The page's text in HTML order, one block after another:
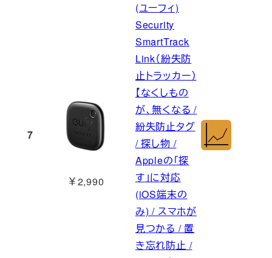
7
￥2,990
(ユーフィ)
Security
SmartTrack
Link（紛失防
止トラッカー）
【なくしもの
が、無くなる /
紛失防止タグ
/ 探し物 /
Appleの「探
す」に対応
(iOS端末の
み) / スマホが
見つかる / 置
き忘れ防止 /